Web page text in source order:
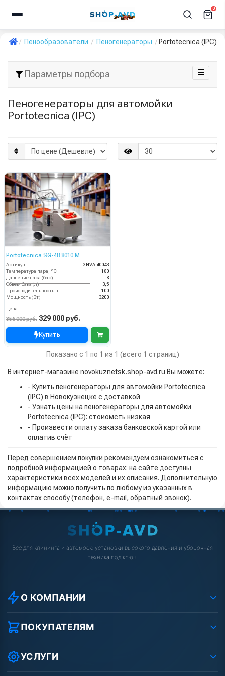
0
Пенообразователи Пеногенераторы Portotecnica (IPC)
Параметры подбора
Пеногенераторы для автомойки
Portotecnica (IPC)
Portotecnica SG-48 8010 M
Артикул
GNVA 40043
Температура пара, ºС
180
Давление пара (бар)
8
Объем бака (л)
3,5
100
Мощность (Вт)
3200
Цена
356 000 руб. 329 000 руб.
Купить
Показано с 1 по 1 из 1 (всего 1 страниц)
В интернет-магазине novokuznetsk.shop-avd.ru Вы можете:
- Купить пеногенераторы для автомойки Portotecnica
(IPC) в Новокузнецке с доставкой
- Узнать цены на пеногенераторы для автомойки
Portotecnica (IPC): стоиомсть низкая
- Произвести оплату заказа банковской картой или
оплатив счёт
Перед совершением покупки рекомендуем ознакомиться с
подробной информацией о товарах: на сайте доступны
характеристики всех моделей и их описания. Дополнительную
информацию можно получить по любому из указанных в
контактах способу (телефон, e-mail, обратный звонок).
Всё для клининга и автомоек: установки высокого давления и уборочная
техника под ключ.
О КОМПАНИИ
О компании
Реквизиты ООО «Шоп АВД»
Защита данных клиента
Условия соглашения
Вакансии
ПОКУПАТЕЛЯМ
Как заказать?
Оплата
Доставка
УСЛУГИ
Ремонт АВД